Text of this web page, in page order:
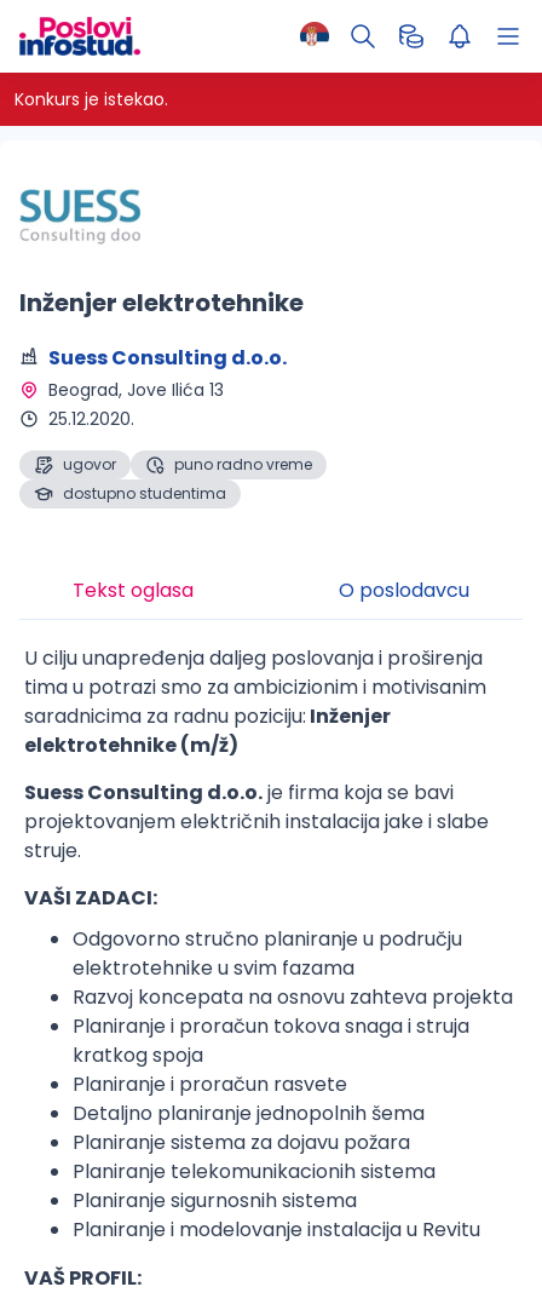
Konkurs je istekao.
Inženjer elektrotehnike
Suess Consulting d.o.o.
Beograd, Jove Ilića 13
25.12.2020.
ugovor
puno radno vreme
dostupno studentima
Tekst oglasa O poslodavcu
U cilju unapređenja daljeg poslovanja i proširenja
tima u potrazi smo za ambicizionim i motivisanim
saradnicima za radnu poziciju: Inženjer
elektrotehnike (m/ž)
Suess Consulting d.o.o.je firma koja se bavi
projektovanjem električnih instalacija jake i slabe
struje.
VAŠI ZADACI:
Odgovorno stručno planiranje u području
elektrotehnike u svim fazama
Razvoj koncepata na osnovu zahteva projekta
Planiranje i proračun tokova snaga i struja
kratkog spoja
Planiranje i proračun rasvete
Detaljno planiranje jednopolnih šema
Planiranje sistema za dojavu požara
Planiranje telekomunikacionih sistema
Planiranje sigurnosnih sistema
Planiranje i modelovanje instalacija u Revitu
VAŠ PROFIL: